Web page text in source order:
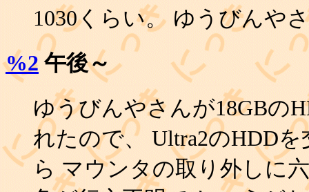
1030くらい。 ゆうびんや
%2 午後～
ゆうびんやさんが18GBの
れたので、 Ultra2のHDD
ら マウンタの取り外しに